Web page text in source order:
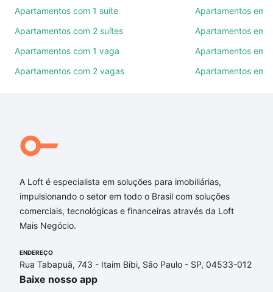
ruas, bairros e até condomínios favoritos. Você
também pode usar os filtros como quantidade de
quartos, suítes, com ou sem vaga de garagem para
comodidades, como piscina, academia, salão de
Qual o preço de Apartamentos com 3 quartos à
venda em Ponte Rasa, São Paulo, SP?
Aqui na Loft temos a oferta ideal para você, com
Apartamentos com 3 quartos à venda em Ponte
Rasa, São Paulo, SP que custam a partir de R$ 0 e
com nossas opções de financiamento imobiliário as
ainda tem alguma dúvida dos custos envolvidos no
processo de compra, veja em nosso portal quanto
custa comprar um apartamento
Apartamentos com 1 suíte
Apartamentos com 2 suítes
Apartamentos com 1 vaga
Apartamentos com 2 vagas
Apartamentos em
Apartamentos em
Apartamentos em
Apartamentos em
A Loft é especialista em soluções para imobiliárias,
impulsionando o setor em todo o Brasil com soluções
comerciais, tecnológicas e financeiras através da Loft
Mais Negócio.
ENDEREÇO
Rua Tabapuã, 743 - Itaim Bibi, São Paulo - SP, 04533-012
Baixe nosso app